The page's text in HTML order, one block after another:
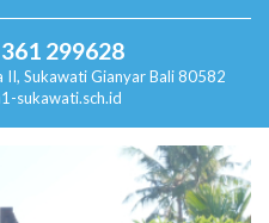
299628
II, SukawatiGianyar Bali 80582
sukawati.sch.id